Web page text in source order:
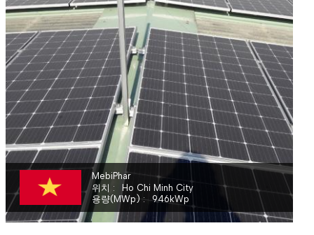
MebiPhar
위치
Ho Chi Minh City
용량(MWp)
946 kWp